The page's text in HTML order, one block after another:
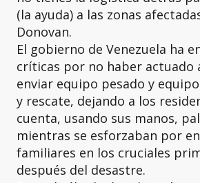
(la ayuda) a las zonas
Donovan.
El gobierno de Venezuela ha
críticas por no haber actuado
enviar equipo pesado y
y rescate, dejando a los
cuenta, usando sus manos,
mientras se esforzaban por
familiares en los cruciales
después del desastre.